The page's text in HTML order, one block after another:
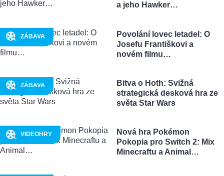
a jeho Hawker…
ZÁBAVA
Povolání lovec letadel: O
Josefu Františkovi a
novém filmu…
ZÁBAVA
Bitva o Hoth: Svižná
strategická desková hra ze
světa Star Wars
VIDEOHRY
Nová hra Pokémon
Pokopia pro Switch 2: Mix
Minecraftu a Animal…